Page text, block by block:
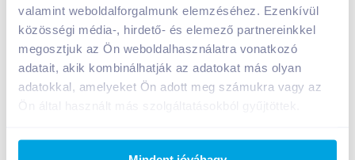
valamint weboldalforgalmunk elemzéséhez. Ezenkívül
közösségi média-, hirdető- és elemező partnereinkkel
megosztjuk az Ön weboldalhasználatra vonatkozó
adatait, akik kombinálhatják az adatokat más olyan
adatokkal, amelyeket Ön adott meg számukra vagy az
Ön által használt más szolgáltatásokból gyűjtöttek.
KosárbaKosárba
1 karton = 16 db
+1 karton a kosárba